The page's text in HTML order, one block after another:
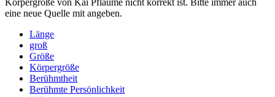
eine neue Quelle mit angeben.
Länge
groß
Größe
Körpergröße
Berühmtheit
Berühmte Persönlichkeit